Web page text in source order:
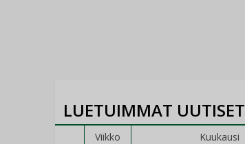
LUETUIMMAT UUTISET
Viikko Kuukausi